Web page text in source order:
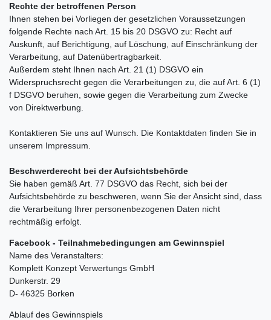
Rechte der betroffenen Person
Ihnen stehen bei Vorliegen der gesetzlichen Voraussetzungen
folgende Rechte nach Art. 15 bis 20 DSGVO zu: Recht auf
Auskunft, auf Berichtigung, auf Löschung, auf Einschränkung der
Verarbeitung, auf Datenübertragbarkeit.
Außerdem steht Ihnen nach Art. 21 (1) DSGVO ein
Widerspruchsrecht gegen die Verarbeitungen zu, die auf Art. 6 (1)
f DSGVO beruhen, sowie gegen die Verarbeitung zum Zwecke
von Direktwerbung.
Kontaktieren Sie uns auf Wunsch. Die Kontaktdaten finden Sie in
unserem Impressum.
Beschwerderecht bei der Aufsichtsbehörde
Sie haben gemäß Art. 77 DSGVO das Recht, sich bei der
Aufsichtsbehörde zu beschweren, wenn Sie der Ansicht sind, dass
die Verarbeitung Ihrer personenbezogenen Daten nicht
rechtmäßig erfolgt.
Facebook - Teilnahmebedingungen am Gewinnspiel
Name des Veranstalters:
Komplett Konzept Verwertungs GmbH
Dunkerstr. 29
D- 46325 Borken
Ablauf des Gewinnspiels